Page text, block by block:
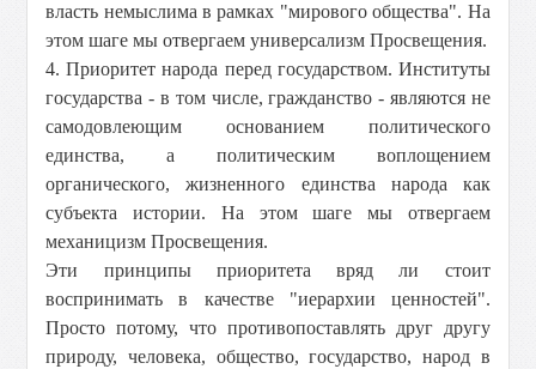
власть немыслима в рамках "мирового общества". На
этом шаге мы отвергаем универсализм Просвещения.
4. Приоритет народа перед государством. Институты
государства - в том числе, гражданство - являются не
самодовлеющим основанием политического
единства, а политическим воплощением
органического, жизненного единства народа как
субъекта истории. На этом шаге мы отвергаем
механицизм Просвещения.
Эти принципы приоритета вряд ли стоит
воспринимать в качестве "иерархии ценностей".
Просто потому, что противопоставлять друг другу
природу, человека, общество, государство, народ в